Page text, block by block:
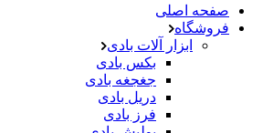
صفحه اصلی
فروشگاه
ابزار آلات بادی
بکس بادی
جغجغه بادی
دریل بادی
فرز بادی